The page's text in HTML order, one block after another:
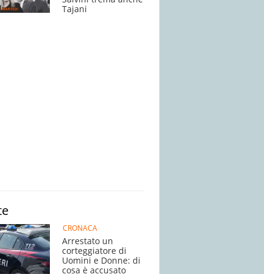
Tajani
CRONACA
Arrestato un
corteggiatore di
Uomini e Donne: di
cosa è accusato